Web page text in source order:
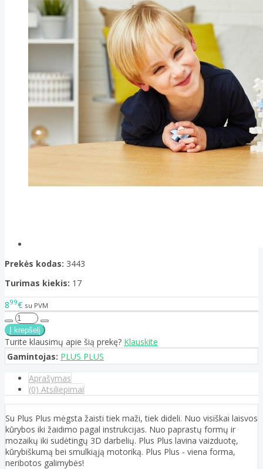
Prekės kodas: 3443
Turimas kiekis: 17
899€ su PVM
Turite klausimų apie šią prekę? Klauskite
Gamintojas: PLUS PLUS
Aprašymas
(0) Atsiliepimai
Su Plus Plus mėgsta žaisti tiek maži, tiek dideli. Nuo visiškai laisvos
kūrybos iki žaidimo pagal instrukcijas. Nuo paprastų formų ir
mozaikų iki sudėtingų 3D darbelių. Plus Plus lavina vaizduotę,
kūrybiškumą bei smulkiąją motoriką. Plus Plus - viena forma,
neribotos galimybės!